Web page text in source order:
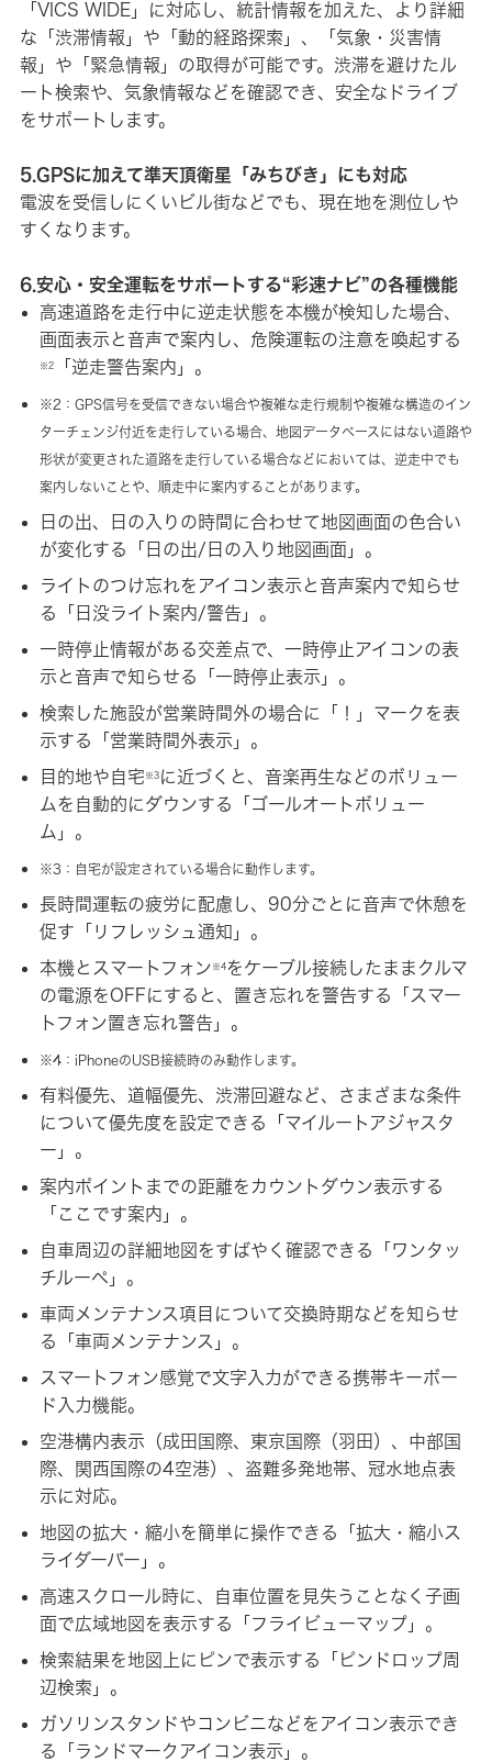
「VICS WIDE」に対応し、統計情報を加えた、より詳細
な「渋滞情報」や「動的経路探索」、「気象・災害情
報」や「緊急情報」の取得が可能です。渋滞を避けたル
ート検索や、気象情報などを確認でき、安全なドライブ
をサポートします。
5.GPSに加えて準天頂衛星「みちびき」にも対応
電波を受信しにくいビル街などでも、現在地を測位しや
すくなります。
6.安心・安全運転をサポートする“彩速ナビ”の各種機能
高速道路を走行中に逆走状態を本機が検知した場合、
画面表示と音声で案内し、危険運転の注意を喚起する
※2「逆走警告案内」。
※2：GPS信号を受信できない場合や複雑な走行規制や複雑な構造のイン
ターチェンジ付近を走行している場合、地図データベースにはない道路や
形状が変更された道路を走行している場合などにおいては、逆走中でも
案内しないことや、順走中に案内することがあります。
日の出、日の入りの時間に合わせて地図画面の色合い
が変化する「日の出/日の入り地図画面」。
ライトのつけ忘れをアイコン表示と音声案内で知らせ
る「日没ライト案内/警告」。
一時停止情報がある交差点で、一時停止アイコンの表
示と音声で知らせる「一時停止表示」。
検索した施設が営業時間外の場合に「！」マークを表
示する「営業時間外表示」。
目的地や自宅 ※3に近づくと、音楽再生などのボリュー
ムを自動的にダウンする「ゴールオートボリュー
ム」。
※3：自宅が設定されている場合に動作します。
長時間運転の疲労に配慮し、90分ごとに音声で休憩を
促す「リフレッシュ通知」。
本機とスマートフォン ※4をケーブル接続したままクルマ
の電源をOFFにすると、置き忘れを警告する「スマー
トフォン置き忘れ警告」。
※4：iPhoneのUSB接続時のみ動作します。
有料優先、道幅優先、渋滞回避など、さまざまな条件
について優先度を設定できる「マイルートアジャスタ
ー」。
案内ポイントまでの距離をカウントダウン表示する
「ここです案内」。
自車周辺の詳細地図をすばやく確認できる「ワンタッ
チルーペ」。
車両メンテナンス項目について交換時期などを知らせ
る「車両メンテナンス」。
スマートフォン感覚で文字入力ができる携帯キーボー
ド入力機能。
空港構内表示（成田国際、東京国際（羽田）、中部国
際、関西国際の4空港）、盗難多発地帯、冠水地点表
示に対応。
地図の拡大・縮小を簡単に操作できる「拡大・縮小ス
ライダーバー」。
高速スクロール時に、自車位置を見失うことなく子画
面で広域地図を表示する「フライビューマップ」。
検索結果を地図上にピンで表示する「ピンドロップ周
辺検索」。
ガソリンスタンドやコンビニなどをアイコン表示でき
る「ランドマークアイコン表示」。